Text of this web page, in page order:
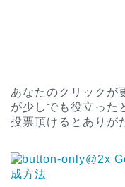
あなたのクリックが
が少しでも役立った
投票頂けるとありが